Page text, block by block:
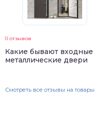
0 отзывов
Какие бывают входные
металлические двери
Смотреть все отзывы на товары